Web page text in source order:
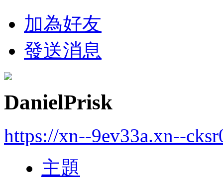
加為好友
發送消息
DanielPrisk
https://xn--9ev33a.xn--
主題